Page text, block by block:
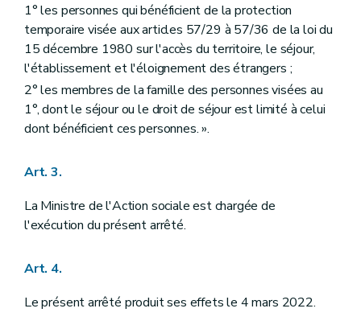
1° les personnes qui bénéficient de la protection
temporaire visée aux articles 57/29 à 57/36 de la loi du
15 décembre 1980 sur l'accès du territoire, le séjour,
l'établissement et l'éloignement des étrangers ;
2° les membres de la famille des personnes visées au
1°, dont le séjour ou le droit de séjour est limité à celui
dont bénéficient ces personnes. ».
Art. 3.
La Ministre de l'Action sociale est chargée de
l'exécution du présent arrêté.
Art. 4.
Le présent arrêté produit ses effets le 4 mars 2022.